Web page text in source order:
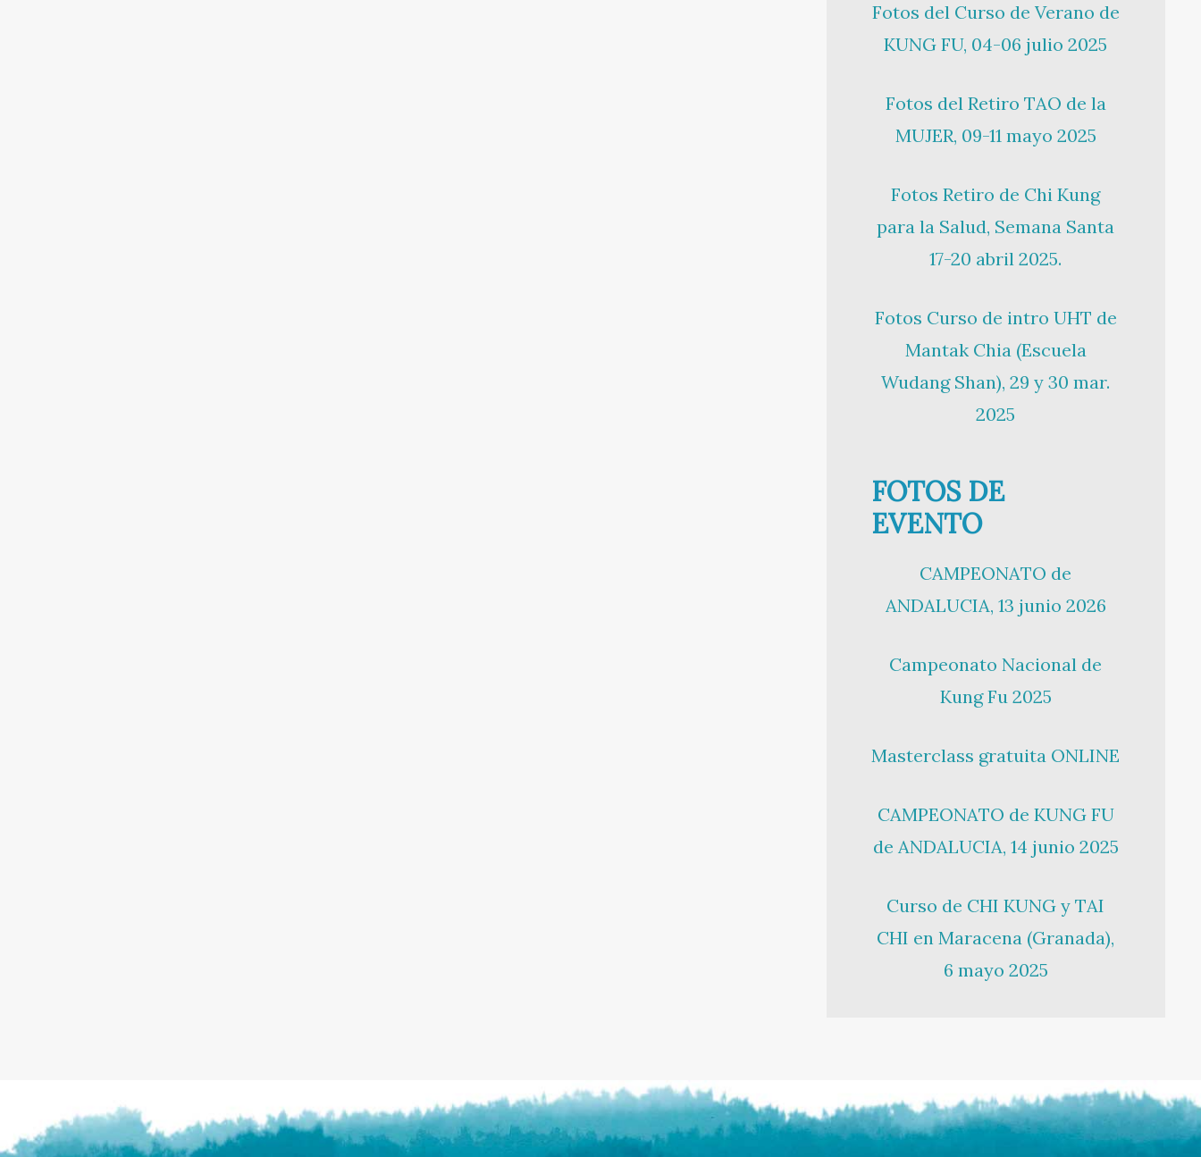
Fotos del Curso de Verano de
KUNG FU, 04-06 julio 2025
Fotos del Retiro TAO de la
MUJER, 09-11 mayo 2025
Fotos Retiro de Chi Kung
para la Salud, Semana Santa
17-20 abril 2025.
Fotos Curso de intro UHT de
Mantak Chia (Escuela
Wudang Shan), 29 y 30 mar.
2025
FOTOS DE
EVENTO
CAMPEONATO de
ANDALUCIA, 13 junio 2026
Campeonato Nacional de
Kung Fu 2025
Masterclass gratuita ONLINE
CAMPEONATO de KUNG FU
de ANDALUCIA, 14 junio 2025
Curso de CHI KUNG y TAI
CHI en Maracena (Granada),
6 mayo 2025